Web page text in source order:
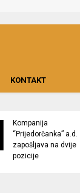
KONTAKT
Kompanija
“Prijedorčanka” a.d.
zapošljava na dvije
pozicije